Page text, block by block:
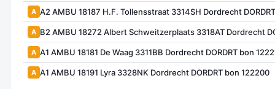
A A2 AMBU 18187 H.F. Tollensstraat 3314SH Dordrecht
A B2 AMBU 18272 Albert Schweitzerplaats 3318AT Dordrecht
A A1 AMBU 18181 De Waag 3311BB Dordrecht DORDRT bon
A A1 AMBU 18191 Lyra 3328NK Dordrecht DORDRT bon 122200